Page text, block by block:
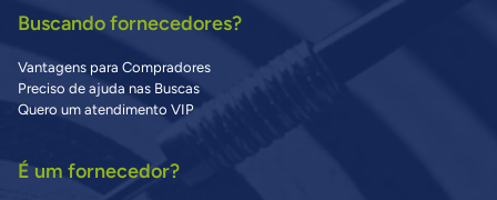
Buscando fornecedores?
Vantagens para Compradores
Preciso de ajuda nas Buscas
Quero um atendimento VIP
É um fornecedor?